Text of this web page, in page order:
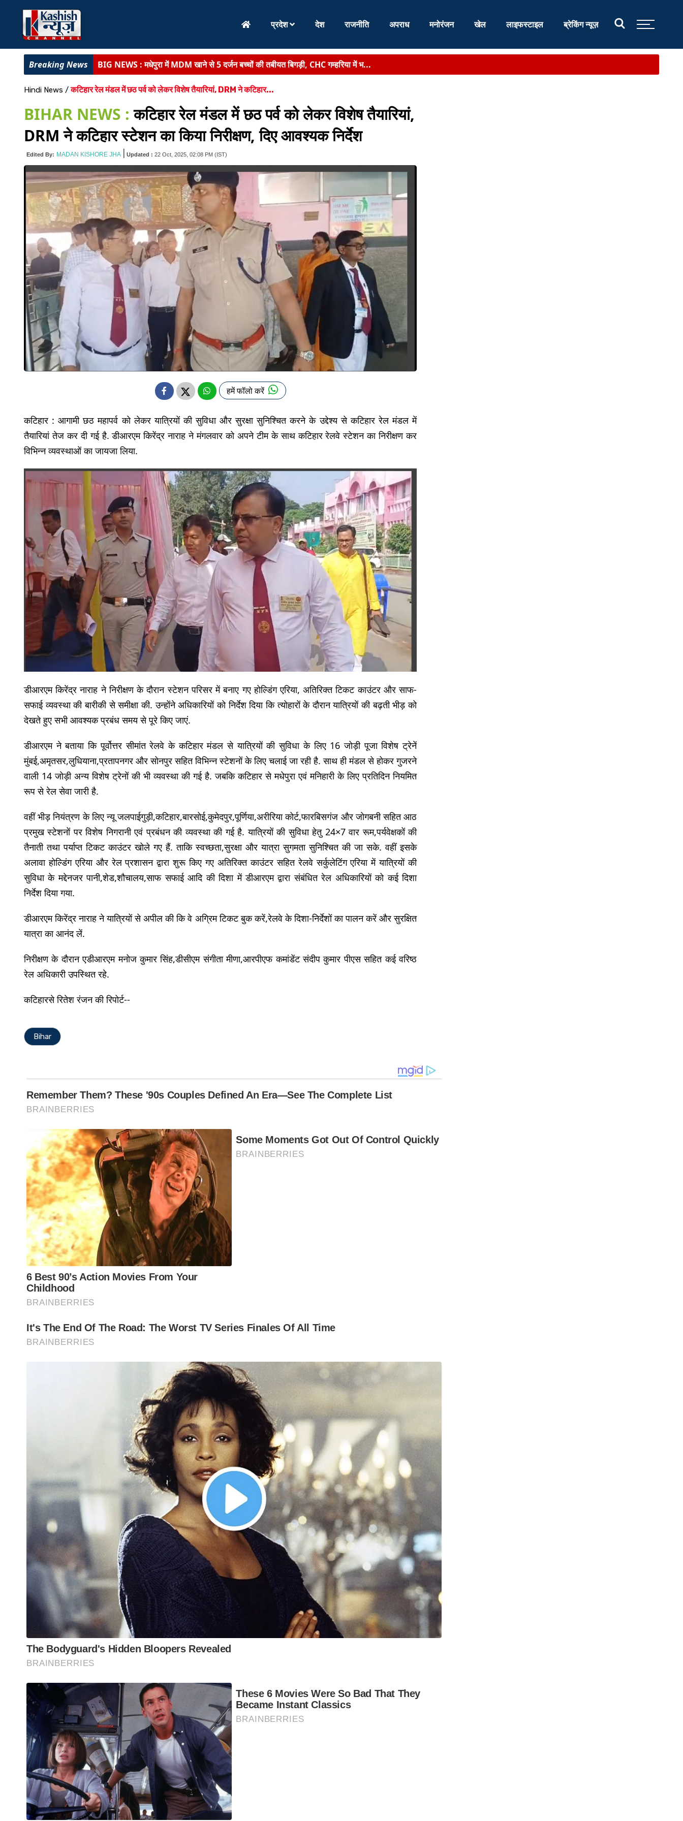
प्रदेश देश राजनीति अपराध मनोरंजन खेल लाइफस्टाइल ब्रेकिंग न्यूज़
BIG NEWS :मधेपुरा में MDM खाने से 5 दर्जन बच्चों की तबीयत बिगड़ी, CHC गम्हरिया में भ...
दर्दनाक हादसा :पूर्णिया में धार में डूबने से 2 चचेरी बहनों की मौत, परिजनों में मातम...
बिहार में गंगा-गंडक पर बनेंगे 16 नए जेटी :
यात्रियों और माल की आवाजाही आसान, जल परिवहन से कारोबार को मिलेगी नई रफ्तार...
BIHAR NEWS :
मुख्यमंत्री ने पशुपालकों और मछली पालकों को दी बड़ी सौगात - बिहार को मिला पह...
BIHAR NEWS :
मंत्री नीतीश मिश्रा ने कहा- ‘हर घर तिरंगा’ केवल एक अभियान नहीं, बल्कि राष्...
BIHAR NEWS :मंत्री दीपक प्रकाश ने पूर्णिया में निर्माणाधीन पंचायत सरकार भवन का किया निर...
Hindi News / कटिहार रेल मंडल में छठ पर्व को लेकर विशेष तैयारियां, DRM ने कटिहार...
BIHAR NEWS :कटिहार रेल मंडल में छठ पर्व को लेकर विशेष तैयारियां,
DRM ने कटिहार स्टेशन का किया निरीक्षण, दिए आवश्यक निर्देश
Edited By: MADAN KISHORE JHA Updated : 22 Oct, 2025, 02:08 PM (IST)
हमें फॉलो करें
कटिहार : आगामी छठ महापर्व को लेकर यात्रियों की सुविधा और सुरक्षा सुनिश्चित करने के उद्देश्य से कटिहार रेल मंडल में
तैयारियां तेज कर दी गई है. डीआरएम किरेंद्र नाराह ने मंगलवार को अपने टीम के साथ कटिहार रेलवे स्टेशन का निरीक्षण कर
विभिन्न व्यवस्थाओं का जायजा लिया.
डीआरएम किरेंद्र नाराह ने निरीक्षण के दौरान स्टेशन परिसर में बनाए गए होल्डिंग एरिया, अतिरिक्त टिकट काउंटर और साफ-
सफाई व्यवस्था की बारीकी से समीक्षा की. उन्होंने अधिकारियों को निर्देश दिया कि त्योहारों के दौरान यात्रियों की बढ़ती भीड़ को
देखते हुए सभी आवश्यक प्रबंध समय से पूरे किए जाएं.
डीआरएम ने बताया कि पूर्वोत्तर सीमांत रेलवे के कटिहार मंडल से यात्रियों की सुविधा के लिए 16 जोड़ी पूजा विशेष ट्रेनें
मुंबई,अमृतसर,लुधियाना,प्रतापनगर और सोनपुर सहित विभिन्न स्टेशनों के लिए चलाई जा रही है. साथ ही मंडल से होकर गुजरने
वाली 14 जोड़ी अन्य विशेष ट्रेनों की भी व्यवस्था की गई है. जबकि कटिहार से मधेपुरा एवं मनिहारी के लिए प्रतिदिन नियमित
रूप से रेल सेवा जारी है.
वहीं भीड़ नियंत्रण के लिए न्यू जलपाईगुड़ी,कटिहार,बारसोई,कुमेदपुर,पूर्णिया,अरीरिया कोर्ट,फारबिसगंज और जोगबनी सहित आठ
प्रमुख स्टेशनों पर विशेष निगरानी एवं प्रबंधन की व्यवस्था की गई है. यात्रियों की सुविधा हेतु 24×7 वार रूम,पर्यवेक्षकों की
तैनाती तथा पर्याप्त टिकट काउंटर खोले गए हैं. ताकि स्वच्छता,सुरक्षा और यात्रा सुगमता सुनिश्चित की जा सके. वहीं इसके
अलावा होल्डिंग एरिया और रेल प्रशासन द्वारा शुरू किए गए अतिरिक्त काउंटर सहित रेलवे सर्कुलेटिंग एरिया में यात्रियों की
सुविधा के मद्देनजर पानी,शेड,शौचालय,साफ सफाई आदि की दिशा में डीआरएम द्वारा संबंधित रेल अधिकारियों को कई दिशा
निर्देश दिया गया.
डीआरएम किरेंद्र नाराह ने यात्रियों से अपील की कि वे अग्रिम टिकट बुक करें,रेलवे के दिशा-निर्देशों का पालन करें और सुरक्षित
यात्रा का आनंद लें.
निरीक्षण के दौरान एडीआरएम मनोज कुमार सिंह,डीसीएम संगीता मीणा,आरपीएफ कमांडेंट संदीप कुमार पीएस सहित कई वरिष्ठ
रेल अधिकारी उपस्थित रहे.
कटिहारसे रितेश रंजन की रिपोर्ट--
Bihar